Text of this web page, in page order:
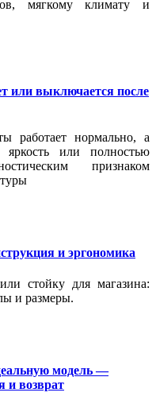
мягкому климату и
или выключается после
работает нормально, а
яркость или полностью
признаком
и эргономика
стойку для магазина:
и размеры.
модель —
и возврат